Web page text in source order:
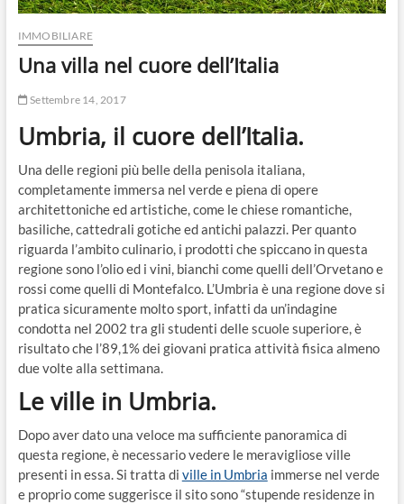
IMMOBILIARE
Una villa nel cuore dell’Italia
Settembre 14, 2017
Umbria, il cuore dell’Italia.
Una delle regioni più belle della penisola italiana,
completamente immersa nel verde e piena di opere
architettoniche ed artistiche, come le chiese romantiche,
basiliche, cattedrali gotiche ed antichi palazzi. Per quanto
riguarda l’ambito culinario, i prodotti che spiccano in questa
regione sono l’olio ed i vini, bianchi come quelli dell’Orvetano e
rossi come quelli di Montefalco. L’Umbria è una regione dove si
pratica sicuramente molto sport, infatti da un’indagine
condotta nel 2002 tra gli studenti delle scuole superiore, è
risultato che l’89,1% dei giovani pratica attività fisica almeno
due volte alla settimana.
Le ville in Umbria.
Dopo aver dato una veloce ma sufficiente panoramica di
questa regione, è necessario vedere le meravigliose ville
presenti in essa. Si tratta di ville in Umbria immerse nel verde
e proprio come suggerisce il sito sono “stupende residenze in